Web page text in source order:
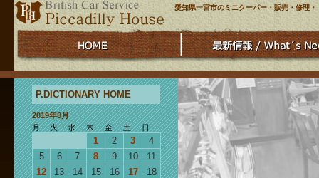
愛知県一宮市のミニクーパー・販売・修理
P.DICTIONARY HOME
2019年8月
月
火 水 木 金 土 日
1 2 3
4
5
6 7 8 9 10
11
12
13 14 15 16 17
18